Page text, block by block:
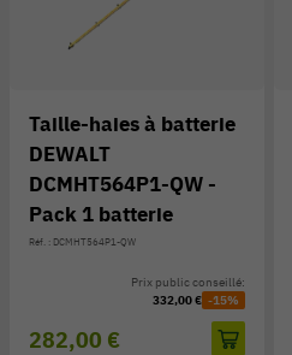
Taille-haies à batterie
DEWALT
DCMHT564P1-QW -
Pack 1 batterie
Réf. : DCMHT564P1-QW
282,00 €
Prix public conseillé:
332,00 € -15%